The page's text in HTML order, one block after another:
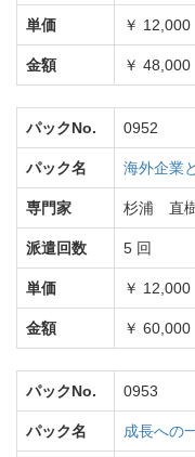
単価 ￥ 12,000
金額 ￥ 48,000
パックNo. 0952
パック名 海外企業
専門家 杉浦 直
派遣回数 5 回
単価 ￥ 12,000
金額 ￥ 60,000
パックNo. 0953
パック名 成長への